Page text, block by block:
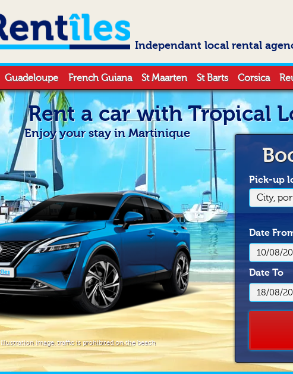
Independant local rental
Guadeloupe French Guiana St Maarten St Barts Corsica
Rent a car with Tropical
Enjoy your stay in Martinique
illustration image, traffic is prohibited on the beach
Pick-up
City,
Date
DateTo